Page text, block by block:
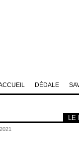
LE
DÉDALE